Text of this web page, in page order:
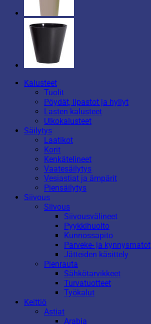
Kalusteet
Tuolit
Pöydät, lipastot ja hyllyt
Lasten kalusteet
Ulkokalusteet
Säilytys
Laatikot
Korit
Kenkätelineet
Vaatesäilytys
Vesiastiat ja ämpärit
Piensäilytys
Siivous
Siivous
Siivousvälineet
Pyykkihuolto
Kunnossapito
Parveke- ja kynnysmatot
Jätteiden käsittely
Pienrauta
Sähkötarvikkeet
Turvatuotteet
Työkalut
Keittiö
Astiat
Arabia